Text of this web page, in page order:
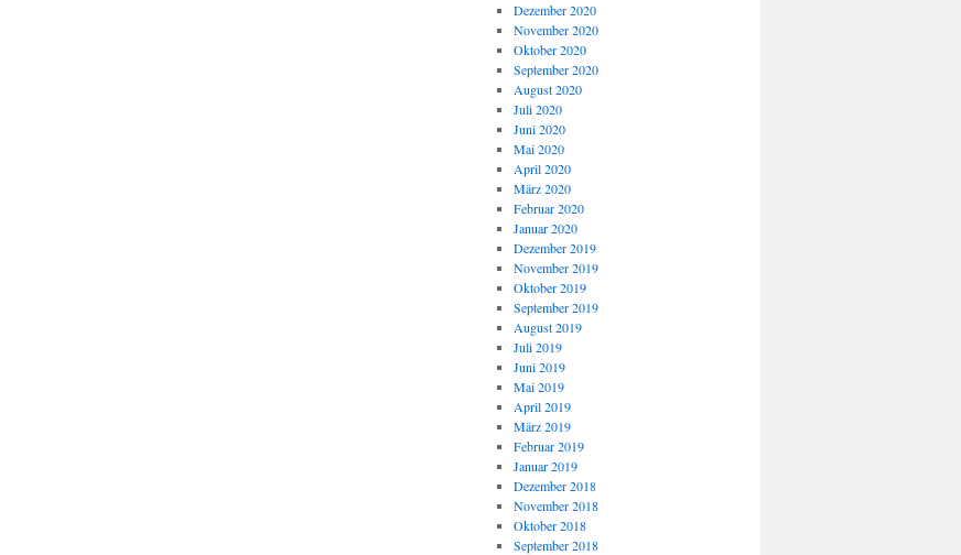
Dezember 2020
November 2020
Oktober 2020
September 2020
August 2020
Juli 2020
Juni 2020
Mai 2020
April 2020
März 2020
Februar 2020
Januar 2020
Dezember 2019
November 2019
Oktober 2019
September 2019
August 2019
Juli 2019
Juni 2019
Mai 2019
April 2019
März 2019
Februar 2019
Januar 2019
Dezember 2018
November 2018
Oktober 2018
September 2018